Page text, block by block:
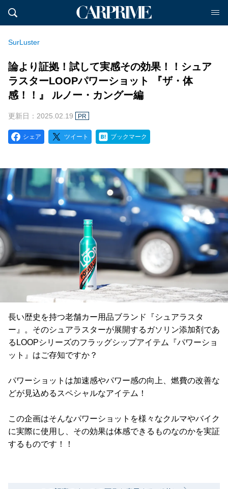
SurLuster
論より証拠！試して実感その効果！！シュア
ラスターLOOPパワーショット 『ザ・体
感！！』 ルノー・カングー編
更新日：2025.02.19 PR
シェア ツイート ブックマーク
長い歴史を持つ老舗カー用品ブランド『シュアラスタ
ー』。そのシュアラスターが展開するガソリン添加剤であ
るLOOPシリーズのフラッグシップアイテム『パワーショ
ット』はご存知ですか？
パワーショットは加速感やパワー感の向上、燃費の改善な
どが見込めるスペシャルなアイテム！
この企画はそんなパワーショットを様々なクルマやバイク
に実際に使用し、その効果は体感できるものなのかを実証
するものです！！